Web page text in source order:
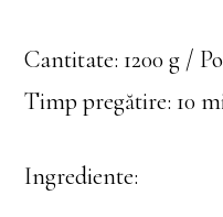
Cantitate: 1200 g /
Timp pregătire: 10
Ingrediente: